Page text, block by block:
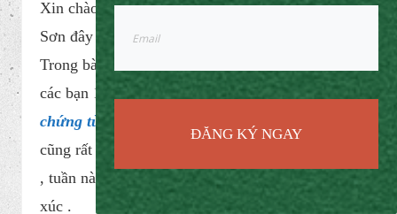
Luân chuyển chứng từ kế toán
UNCATEGORIZED
By
ĐĂNG KÝ NGAY